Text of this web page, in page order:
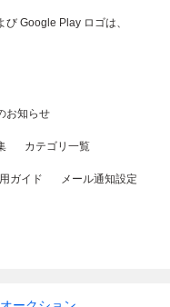
Google Play ロゴは、
お知らせ
カテゴリ一覧
ガイド メール通知設定